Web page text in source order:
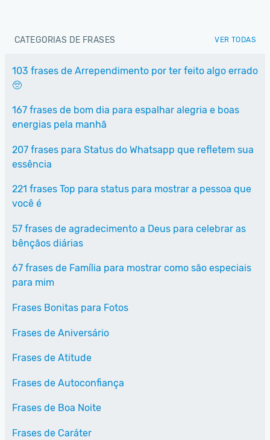
CATEGORIAS DE FRASES VER TODAS
103 frases de Arrependimento por ter feito algo errado
🥺
167 frases de bom dia para espalhar alegria e boas
energias pela manhã
207 frases para Status do Whatsapp que refletem sua
essência
221 frases Top para status para mostrar a pessoa que
você é
57 frases de agradecimento a Deus para celebrar as
bênçãos diárias
67 frases de Família para mostrar como são especiais
para mim
Frases Bonitas para Fotos
Frases de Aniversário
Frases de Atitude
Frases de Autoconfiança
Frases de Boa Noite
Frases de Caráter